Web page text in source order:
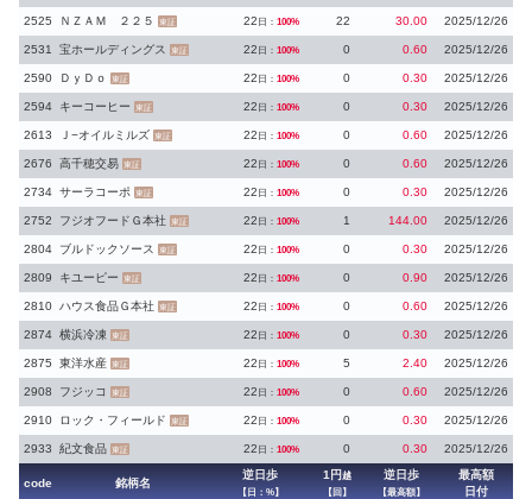
2525 ＮＺＡＭ ２２５ 東証 22 日： 100% 22 30.00 2025/12/26
2531 宝ホールディングス 東証 22 日： 100% 0 0.60 2025/12/26
2590 ＤｙＤｏ 東証 22 日： 100% 0 0.30 2025/12/26
2594 キーコーヒー 東証 22 日： 100% 0 0.30 2025/12/26
2613 Ｊ−オイルミルズ 東証 22 日： 100% 0 0.60 2025/12/26
2676 高千穂交易 東証 22 日： 100% 0 0.60 2025/12/26
2734 サーラコーポ 東証 22 日： 100% 0 0.30 2025/12/26
2752 フジオフードＧ本社 東証 22 日： 100% 1 144.00 2025/12/26
2804 ブルドックソース 東証 22 日： 100% 0 0.30 2025/12/26
2809 キユーピー 東証 22 日： 100% 0 0.90 2025/12/26
2810 ハウス食品Ｇ本社 東証 22 日： 100% 0 0.60 2025/12/26
2874 横浜冷凍 東証 22 日： 100% 0 0.30 2025/12/26
2875 東洋水産 東証 22 日： 100% 5 2.40 2025/12/26
2908 フジッコ 東証 22 日： 100% 0 0.60 2025/12/26
2910 ロック・フィールド 東証 22 日： 100% 0 0.30 2025/12/26
2933 紀文食品 東証 22 日： 100% 0 0.30 2025/12/26
code 銘柄名
逆日歩
【日：%】
1円 越
【回】
逆日歩
【最高額】
最高額
日付